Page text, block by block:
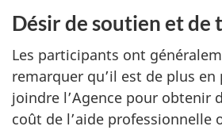
Désir de soutien et de
Les participants ont
remarquer qu’il est de plus
joindre l’Agence pour obtenir
coût de l’aide professionnelle